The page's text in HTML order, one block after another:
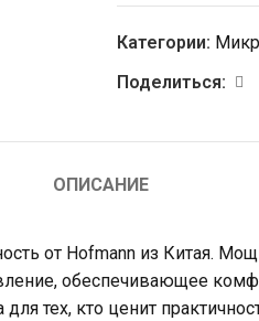
Категории:
Поделиться:
ОПИСАНИЕ
от Hofmann из Китая.
обеспечивающее
тех, кто ценит